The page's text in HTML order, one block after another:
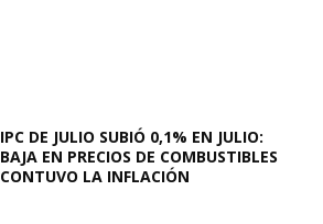
IPC DE JULIO SUBIÓ 0,1% EN JULIO:
BAJA EN PRECIOS DE COMBUSTIBLES
CONTUVO LA INFLACIÓN